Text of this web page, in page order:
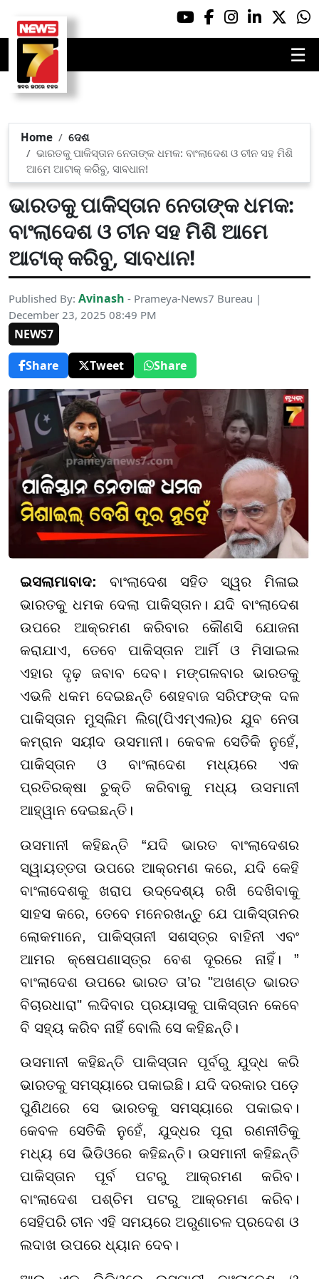
☰
Home
ଦେଶ
ଭାରତକୁ ପାକିସ୍ତାନ ନେତାଙ୍କ ଧମକ: ବାଂଲାଦେଶ ଓ ଚୀନ ସହ ମିଶି
ଆମେ ଆଟାକ୍ କରିବୁ, ସାବଧାନ!
ଭାରତକୁ ପାକିସ୍ତାନ ନେତାଙ୍କ ଧମକ:
ବାଂଲାଦେଶ ଓ ଚୀନ ସହ ମିଶି ଆମେ
ଆଟାକ୍ କରିବୁ, ସାବଧାନ!
Published By: Avinash - Prameya-News7 Bureau |
December 23, 2025 08:49 PM
NEWS7
Share
Tweet Share
ଇସଲାମାବାଦ: ବାଂଲାଦେଶ ସହିତ ସ୍ୱର ମିଳାଇ
ଭାରତକୁ ଧମକ ଦେଲା ପାକିସ୍ତାନ। ଯଦି ବାଂଲାଦେଶ
ଉପରେ ଆକ୍ରମଣ କରିବାର କୌଣସି ଯୋଜନା
କରାଯାଏ, ତେବେ ପାକିସ୍ତାନ ଆର୍ମି ଓ ମିସାଇଲ
ଏହାର ଦୃଢ଼ ଜବାବ ଦେବ। ମଙ୍ଗଳବାର ଭାରତକୁ
ଏଭଳି ଧକମ ଦେଇଛନ୍ତି ଶେହବାଜ ସରିଫଙ୍କ ଦଳ
ପାକିସ୍ତାନ ମୁସ୍ଲିମ ଲିଗ୍(ପିଏମ୍ଏଲ)ର ଯୁବ ନେତା
କମ୍ରାନ ସୟୀଦ ଉସମାନୀ। କେବଳ ସେତିକି ନୁହେଁ,
ପାକିସ୍ତାନ ଓ ବାଂଲାଦେଶ ମଧ୍ୟରେ ଏକ
ପ୍ରତିରକ୍ଷା ଚୁକ୍ତି କରିବାକୁ ମଧ୍ୟ ଉସମାନୀ
ଆହ୍ୱାନ ଦେଇଛନ୍ତି।
ଉସମାନୀ କହିଛନ୍ତି “ଯଦି ଭାରତ ବାଂଲାଦେଶର
ସ୍ୱାୟତ୍ତତା ଉପରେ ଆକ୍ରମଣ କରେ, ଯଦି କେହି
ବାଂଲାଦେଶକୁ ଖରାପ ଉଦ୍ଦେଶ୍ୟ ରଖି ଦେଖିବାକୁ
ସାହସ କରେ, ତେବେ ମନେରଖନ୍ତୁ ଯେ ପାକିସ୍ତାନର
ଲୋକମାନେ, ପାକିସ୍ତାନୀ ସଶସ୍ତ୍ର ବାହିନୀ ଏବଂ
ଆମର କ୍ଷେପଣାସ୍ତ୍ର ବେଶ ଦୂରରେ ନାହିଁ। ”
ବାଂଲାଦେଶ ଉପରେ ଭାରତ ତା’ର "ଅଖଣ୍ଡ ଭାରତ
ବିଚାରଧାରା" ଲଦିବାର ପ୍ରୟାସକୁ ପାକିସ୍ତାନ କେବେ
ବି ସହ୍ୟ କରିବ ନାହିଁ ବୋଲି ସେ କହିଛନ୍ତି।
ଉସମାନୀ କହିଛନ୍ତି ପାକିସ୍ତାନ ପୂର୍ବରୁ ଯୁଦ୍ଧ କରି
ଭାରତକୁ ସମସ୍ୟାରେ ପକାଇଛି। ଯଦି ଦରକାର ପଡ଼େ
ପୁଣିଥରେ ସେ ଭାରତକୁ ସମସ୍ୟାରେ ପକାଇବ।
କେବଳ ସେତିକି ନୁହେଁ, ଯୁଦ୍ଧର ପୂରା ରଣନୀତିକୁ
ମଧ୍ୟ ସେ ଭିଡିଓରେ କହିଛନ୍ତି। ଉସମାନୀ କହିଛନ୍ତି
ପାକିସ୍ତାନ ପୂର୍ବ ପଟରୁ ଆକ୍ରମଣ କରିବ।
ବାଂଲାଦେଶ ପଶ୍ଚିମ ପଟରୁ ଆକ୍ରମଣ କରିବ।
ସେହିପରି ଚୀନ ଏହି ସମୟରେ ଅରୁଣାଚଳ ପ୍ରଦେଶ ଓ
ଲଦାଖ ଉପରେ ଧ୍ୟାନ ଦେବ।